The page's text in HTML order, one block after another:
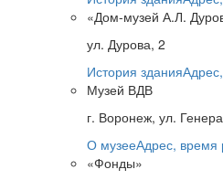
«Дом-музей А.Л.
ул. Дурова, 2
История здания
Музей ВДВ
г. Воронеж, ул.
О музееАдрес, время
«Фонды»